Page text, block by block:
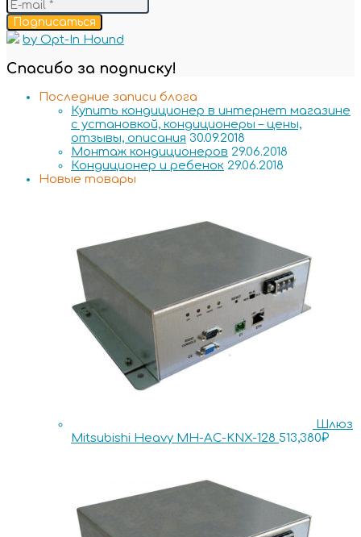
Подписаться
by Opt-In Hound
Спасибо за подписку!
Последние записи блога
Купить кондиционер в интернет магазине
с установкой, кондиционеры – цены,
отзывы, описания 30.09.2018
Монтаж кондиционеров 29.06.2018
Кондиционер и ребенок 29.06.2018
Новые товары
Шлюз
Mitsubishi Heavy MH-AC-KNX-128 513,380₽